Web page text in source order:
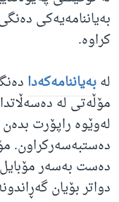
کراوە.
لەبەیاننامەکەدا
مۆڵەتی لە
لەوێوە راپۆرت
دەستبەسەرکراون.
دەست بەسەر مۆبایل
دواتر بۆیان